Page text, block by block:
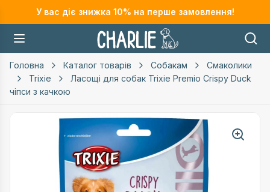
У вас діє знижка 10% на перше замовлення!
Головна Каталог товарів Собакам
Смаколики
Trixie
Ласощі для собак Trixie Premio Crispy Duck
чіпси з качкою